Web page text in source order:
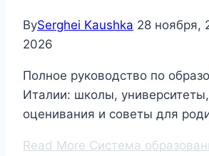
BySerghei Kaushka 28 ноября,
2026
Полное руководство по
Италии: школы,
оценивания и советы для
Read More Система